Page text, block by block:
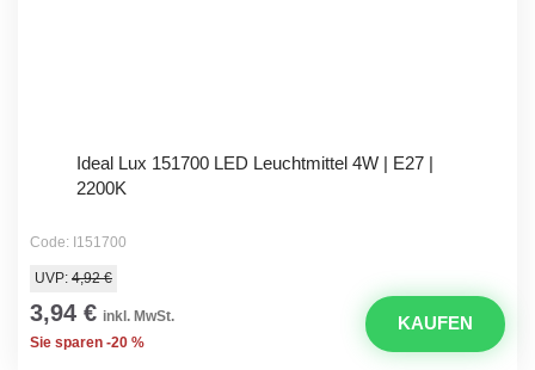
Ideal Lux 151700 LED Leuchtmittel 4W | E27 |
2200K
Code: I151700
UVP: 4,92 €
3,94 € inkl. MwSt.
Sie sparen -20 %
KAUFEN